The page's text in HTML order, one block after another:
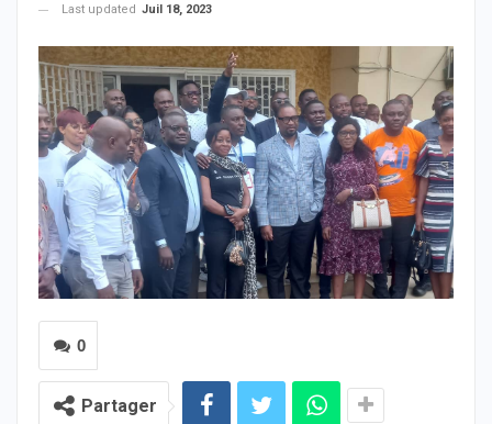
Last updated Juil 18, 2023
0
Partager